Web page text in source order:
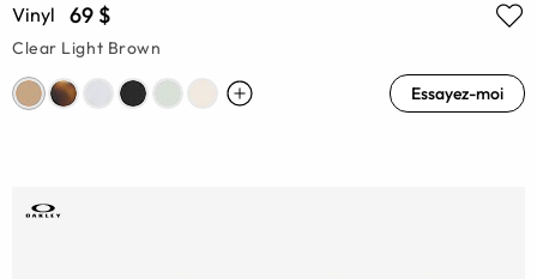
Vinyl 69 $
Clear Light Brown
Essayez-moi